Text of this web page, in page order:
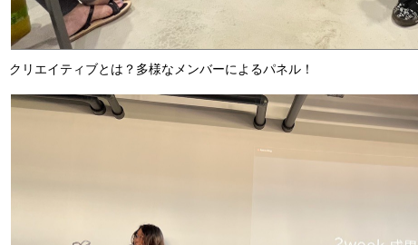
クリエイティブとは？多様なメンバーによるパネル！